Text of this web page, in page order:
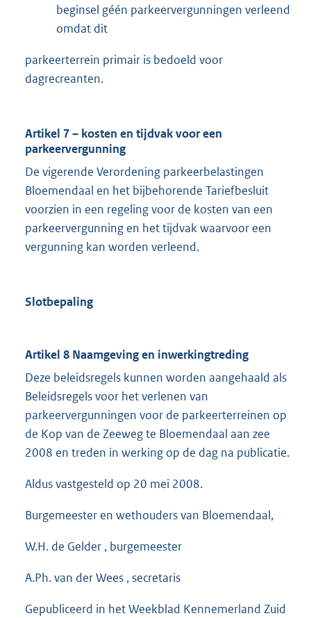
beginsel géén parkeervergunningen verleend
omdat dit
parkeerterrein primair is bedoeld voor
dagrecreanten.
Artikel 7 – kosten en tijdvak voor een
parkeervergunning
De vigerende Verordening parkeerbelastingen
Bloemendaal en het bijbehorende Tariefbesluit
voorzien in een regeling voor de kosten van een
parkeervergunning en het tijdvak waarvoor een
vergunning kan worden verleend.
Slotbepaling
Artikel 8 Naamgeving en inwerkingtreding
Deze beleidsregels kunnen worden aangehaald als
Beleidsregels voor het verlenen van
parkeervergunningen voor de parkeerterreinen op
de Kop van de Zeeweg te Bloemendaal aan zee
2008 en treden in werking op de dag na publicatie.
Aldus vastgesteld op 20 mei 2008.
Burgemeester en wethouders van Bloemendaal,
W.H. de Gelder , burgemeester
A.Ph. van der Wees , secretaris
Gepubliceerd in het Weekblad Kennemerland Zuid